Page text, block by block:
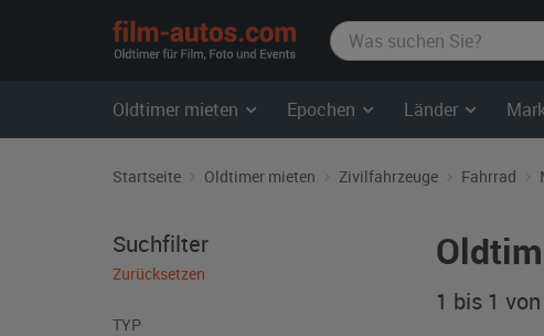
film-
autos.com
Oldtimer mieten Epochen Länder
Startseite Oldtimer mieten Zivilfahrzeuge Fahrrad
1 bis 1
Suchfilter
Zurücksetzen
TYP